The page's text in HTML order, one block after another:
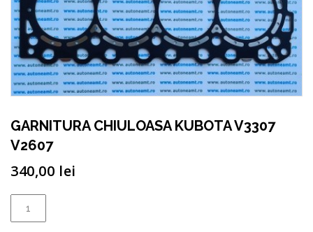
GARNITURA CHIULOASA KUBOTA V3307
V2607
340,00 lei
GARNITURA